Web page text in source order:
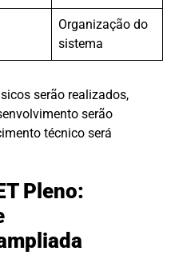
Organização do
sistema
serão realizados,
serão
técnico será
Pleno: